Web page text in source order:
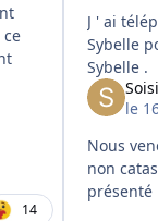
14
J ' ai
Sybelle
Sybelle . En fait Sybelle a un foie qui occupe
les trois
tumeurs
le
Nous
non
présenté